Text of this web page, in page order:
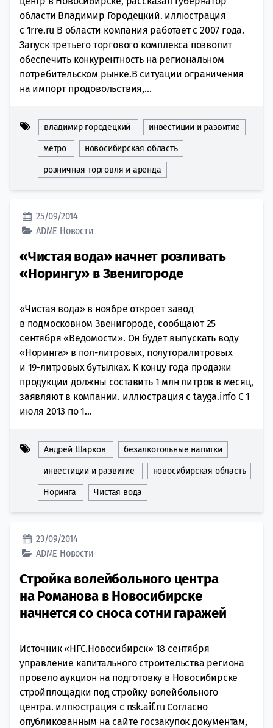
области Владимир Городецкий. иллюстрация
с 1rre.ru В области компания работает с 2007 года.
Запуск третьего торгового комплекса позволит
обеспечить конкурентность на региональном
потребительском рынке.В ситуации ограничения
на импорт продовольствия,...
владимир городецкий инвестиции и развитие
метро новосибирская область
розничная торговля и аренда
25/09/2014
ADME Новости
«Чистая вода» начнет розливать
«Норингу» в Звенигороде
«Чистая вода» в ноябре откроет завод
в подмосковном Звенигороде, сообщают 25
сентября «Ведомости». Он будет выпускать воду
«Норинга» в пол-литровых, полуторалитровых
и 19-литровых бутылках. К концу года продажи
продукции должны составить 1 млн литров в месяц,
заявляют в компании. иллюстрация с tayga.info С 1
июля 2013 по 1...
Андрей Шарков безалкогольные напитки
инвестиции и развитие новосибирская область
Норинга Чистая вода
23/09/2014
ADME Новости
Стройка волейбольного центра
на Романова в Новосибирске
начнется со сноса сотни гаражей
Источник «НГС.Новосибирск» 18 сентября
управление капитального строительства региона
провело аукцион на подготовку в Новосибирске
стройплощадки под стройку волейбольного
центра. иллюстрация с nsk.aif.ru Согласно
опубликованным на сайте госзакупок документам,